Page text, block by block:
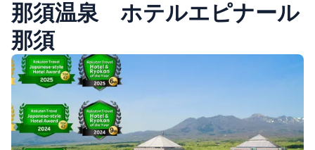
那須温泉 ホテルエピナール
那須